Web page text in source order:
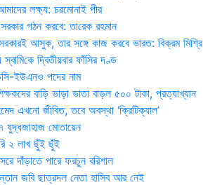
লক্ষ্য: চরমোনাই পীর
গঠন করবে: তা‌রেক রহমান
আসুক, তার সঙ্গে কাজ করবে ভারত: বিক্রম মিশ্রি
দ্বিতীয়বার ফাঁসির দণ্ড
ইউএনও পদের নাম
বাড়ি ভাড়া ভাতা বাড়ল ৫০০ টাকা, প্রত্যাখ্যান
এখনো জীবিত, তবে অবস্থা ‘ক্রিটিক্যাল’
যুদ্ধজাহাজ মোতায়েন
২ লাখ ছুঁই ছুঁই
দাঁড়াতে পারে ফরচুন বরিশাল
জবি ছাত্রদল নেতা হাসিব আর নেই